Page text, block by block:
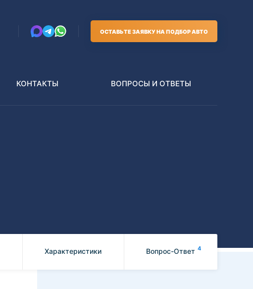
ОСТАВЬТЕ ЗАЯВКУ НА ПОДБОР АВТО
КОНТАКТЫ ВОПРОСЫ И ОТВЕТЫ
Характеристики Вопрос-Ответ 4